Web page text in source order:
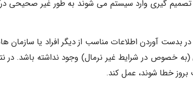
تصمیم گیری وارد سیستم می شوند به طور غیر صحیحی
بدست آوردن اطلاعات مناسب از دیگر افراد یا سازمان
خصوص در شرایط غیر نرمال) وجود نداشته باشد. در
خطا شوند، عمل کند.